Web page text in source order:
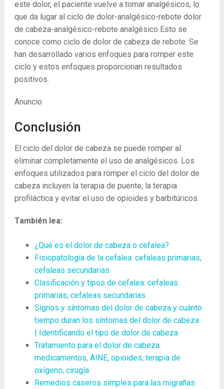
este dolor, el paciente vuelve a tomar analgésicos, lo
que da lugar al ciclo de dolor-analgésico-rebote dolor
de cabeza-analgésico-rebote analgésico Esto se
conoce como ciclo de dolor de cabeza de rebote. Se
han desarrollado varios enfoques para romper este
ciclo y estos enfoques proporcionan resultados
positivos.
Anuncio
Conclusión
El ciclo del dolor de cabeza se puede romper al
eliminar completamente el uso de analgésicos. Los
enfoques utilizados para romper el ciclo del dolor de
cabeza incluyen la terapia de puente, la terapia
profiláctica y evitar el uso de opioides y barbitúricos.
También lea:
¿Qué es el dolor de cabeza o cefalea?
Fisiopatología de la cefalea: cefaleas primarias,
cefaleas secundarias
Clasificación y tipos de cefalea: cefaleas
primarias, cefaleas secundarias
Signos y síntomas del dolor de cabeza y cuánto
tiempo duran los síntomas del dolor de cabeza
| Identificando el tipo de dolor de cabeza
Tratamiento para el dolor de cabeza:
medicamentos, AINE, opioides, terapia de
oxígeno, cirugía
Remedios caseros simples para las migrañas